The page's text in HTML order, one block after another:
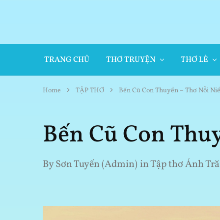
TRANG CHỦ THƠ TRUYỆN THƠ LẺ
Home TẬP THƠ Bến Cũ Con Thuyền – Thơ Nỗi
Bến Cũ Con
BySơn Tuyến (Admin) inTập thơ Ánh